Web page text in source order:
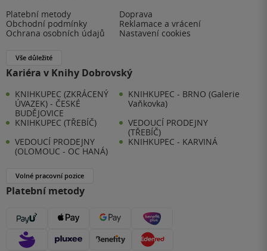
Platební metody
Doprava
Obchodní podmínky
Reklamace a vrácení
Ochrana osobních údajů
Nastavení cookies
Vše důležité
Kariéra v Knihy Dobrovský
KNIHKUPEC (ZKRÁCENÝ
ÚVAZEK) - ČESKÉ
BUDĚJOVICE
KNIHKUPEC - BRNO (Galerie
Vaňkovka)
KNIHKUPEC (TŘEBÍČ)
VEDOUCÍ PRODEJNY
(TŘEBÍČ)
VEDOUCÍ PRODEJNY
(OLOMOUC - OC HANÁ)
KNIHKUPEC - KARVINÁ
Volné pracovní pozice
Platební metody